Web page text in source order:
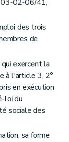
02-06/41,
des trois
de
exercent la
à l'article 3, 2°
en exécution
loi du
sociale des
sa forme